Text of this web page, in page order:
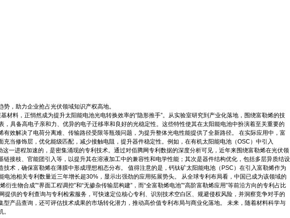
，助力企业抢占光伏领域知识产权高地。
料，正悄然成为提升太阳能电池光电转换效率的“隐形推手”。从实验室研究到产业化落地，围绕富勒烯的技
具备高电子亲和力、优异的电子迁移率和良好的光稳定性。这些特性使其在太阳能电池中扮演着至关重要的
解决了电荷分离难、传输路径受限等瓶颈问题，为提升整体光电性能提供了全新路径。 在实际应用中，富
当修饰层，优化能级匹配，减少接触电阻，提升器件稳定性。例如，在有机太阳能电池（OSC）中引入
一进程加速的，是密集涌现的专利技术。通过对佰腾网专利数据的深度分析可见，近年来围绕富勒烯在光伏领
接枝、官能团引入等，以提升其在溶液加工中的兼容性和电学性能；其次是器件结构优化，包括多层异质结设
术，确保富勒烯在薄膜中形成理想相态分布。 值得注意的是，钙钛矿太阳能电池（PSC）在引入富勒烯作为
池相关专利数量近三年增长超30%，显示出强劲的应用拓展势头。 从全球专利布局看，中国已成为该领域的
物合成”“界面工程调控”和“无掺杂传输层构建”，而“全富勒烯电池”“高阶富勒烯应用”等前沿方向的专利占比
供的专利查询与专利检索服务，可快速定位核心专利、识别技术空白区、规避侵权风险，并洞察竞争对手的
产品查询，还可评估技术成果的市场转化潜力，推动高价值专利布局与商业化落地。 未来，随着材料科学与